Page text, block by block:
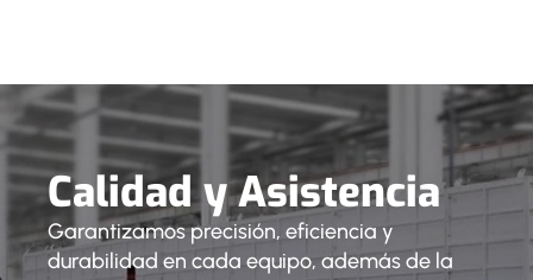
Calidad y Asistencia
Garantizamos precisión, eficiencia y
durabilidad en cada equipo, además de la